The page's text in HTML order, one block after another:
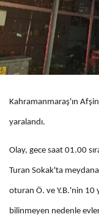
Kahramanmaraş'ın
yaralandı.
Olay, gece saat 01.00
Turan Sokak'ta
oturan Ö. ve Y.B.'nin 10
bilinmeyen nedenle